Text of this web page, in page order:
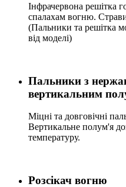
Інфрачервона решітка
спалахам вогню.
(Пальники та решітка
від моделі)
Пальники з
вертикальним
Міцні та довговічні
Вертикальне полум'я
температуру.
Розсікач вогню